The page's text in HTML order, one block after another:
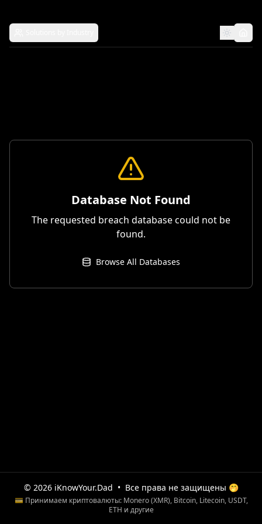
Database Not Found
The requested breach database could not be
found.
Browse All Databases
© 2026 iKnowYour.Dad • Все права не защищены 🤭
💳 Принимаем криптовалюты: Monero (XMR), Bitcoin, Litecoin, USDT,
ETH и другие